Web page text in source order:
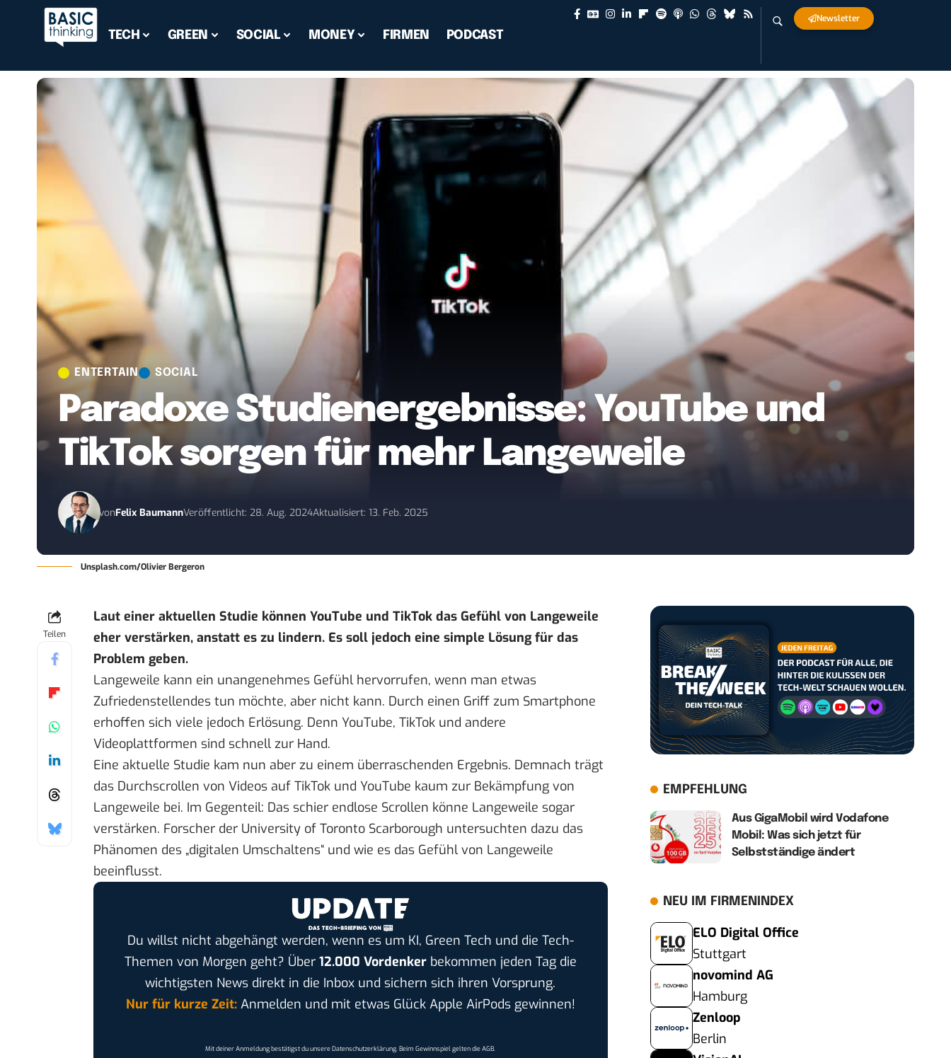
TECH GREEN SOCIAL MONEY FIRMEN PODCAST
Newsletter
ENTERTAIN SOCIAL
Paradoxe Studienergebnisse: YouTube und
TikTok sorgen für mehr Langeweile
vonFelix BaumannVeröffentlicht: 28. Aug. 2024Aktualisiert: 13. Feb. 2025
Unsplash.com/Olivier Bergeron
Teilen
Laut einer aktuellen Studie können YouTube und TikTok das Gefühl von Langeweile
eher verstärken, anstatt es zu lindern. Es soll jedoch eine simple Lösung für das
Problem geben.
Langeweile kann ein unangenehmes Gefühl hervorrufen, wenn man etwas
Zufriedenstellendes tun möchte, aber nicht kann. Durch einen Griff zum Smartphone
erhoffen sich viele jedoch Erlösung. Denn YouTube, TikTok und andere
Videoplattformen sind schnell zur Hand.
Eine aktuelle Studie kam nun aber zu einem überraschenden Ergebnis. Demnach trägt
das Durchscrollen von Videos auf TikTok und YouTube kaum zur Bekämpfung von
Langeweile bei. Im Gegenteil: Das schier endlose Scrollen könne Langeweile sogar
verstärken. Forscher der University of Toronto Scarborough untersuchten dazu das
Phänomen des „digitalen Umschaltens“ und wie es das Gefühl von Langeweile
beeinflusst.
Du willst nicht abgehängt werden, wenn es um KI, Green Tech und die Tech-
Themen von Morgen geht? Über 12.000 Vordenkerbekommen jeden Tag die
wichtigsten News direkt in die Inbox und sichern sich ihren Vorsprung.
Nur für kurze Zeit:Anmelden und mit etwas Glück Apple AirPods gewinnen!
Mit deiner Anmeldung bestätigst du unsereDatenschutzerklärung. Beim Gewinnspiel gelten dieAGB.
EMPFEHLUNG
Aus GigaMobil wird Vodafone
Mobil: Was sich jetzt für
Selbstständige ändert
NEU IM FIRMENINDEX
ELO Digital Office
Stuttgart
novomind AG
Hamburg
Zenloop
Berlin